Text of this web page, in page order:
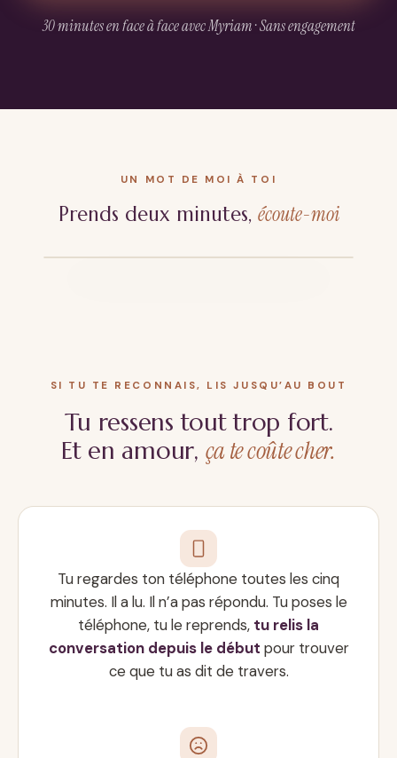
30 minutes en face à face avec Myriam · Sans engagement
UN MOT DE MOI À TOI
Prends deux minutes, écoute-moi
SI TU TE RECONNAIS, LIS JUSQU’AU BOUT
Tu ressens tout trop fort.
Et en amour, ça te coûte cher.
Tu regardes ton téléphone toutes les cinq
minutes. Il a lu. Il n’a pas répondu. Tu poses le
téléphone, tu le reprends, tu relis la
conversation depuis le début pour trouver
ce que tu as dit de travers.